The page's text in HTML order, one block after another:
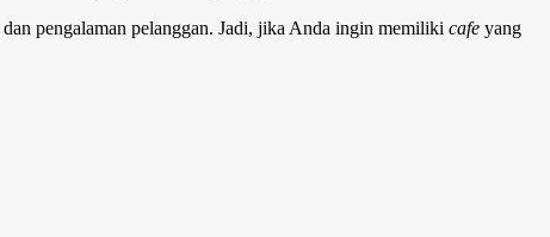
dan pengalaman pelanggan. Jadi, jika Anda ingin memiliki cafe yang